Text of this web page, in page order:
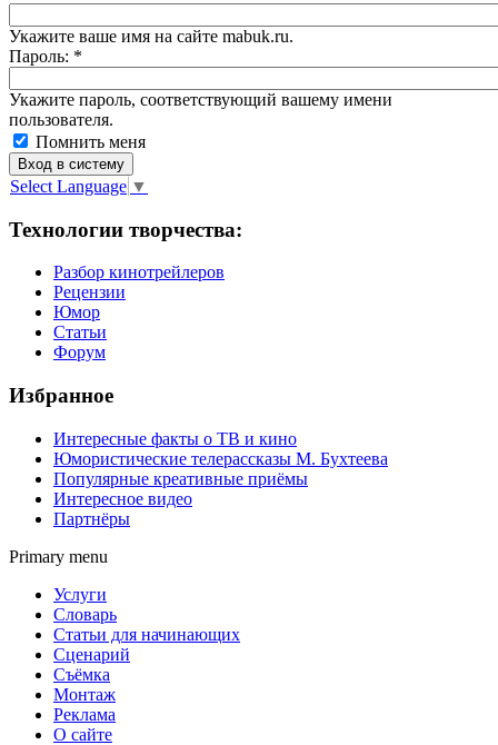
Укажите ваше имя на сайте mabuk.ru.
Пароль: *
Укажите пароль, соответствующий вашему имени
пользователя.
Помнить меня
Select Language ▼
Технологии творчества:
Разбор кинотрейлеров
Рецензии
Юмор
Статьи
Форум
Избранное
Интересные факты о ТВ и кино
Юмористические телерассказы М. Бухтеева
Популярные креативные приёмы
Интересное видео
Партнёры
Primary menu
Услуги
Словарь
Статьи для начинающих
Сценарий
Съёмка
Монтаж
Реклама
О сайте